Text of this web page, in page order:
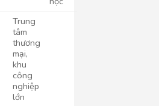
Trung
tâm
thương
mại,
khu
công
nghiệp
lớn